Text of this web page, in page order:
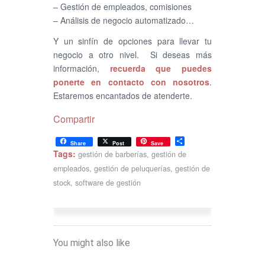
– Gestión de empleados, comisiones
– Análisis de negocio automatizado…
Y un sinfín de opciones para llevar tu
negocio a otro nivel. Si deseas más
información, recuerda que puedes
ponerte en contacto con nosotros.
Estaremos encantados de atenderte.
Compartir
Share Post Save
Tags: gestión de barberías, gestión de
empleados, gestión de peluquerías, gestión de
stock, software de gestión
You might also like